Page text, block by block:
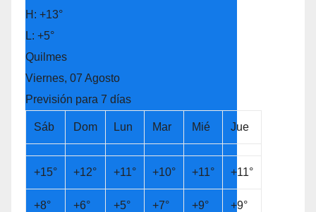
H: +13°
L: +5°
Quilmes
Viernes, 07 Agosto
Previsión para 7 días
Sáb Dom Lun Mar Mié Jue
+15° +12° +11° +10° +11° +11°
+8° +6° +5° +7° +9° +9°